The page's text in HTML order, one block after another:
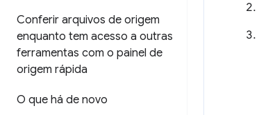
Conferir arquivos de origem
enquanto tem acesso a outras
ferramentas com o painel de
origem rápida
O que há de novo